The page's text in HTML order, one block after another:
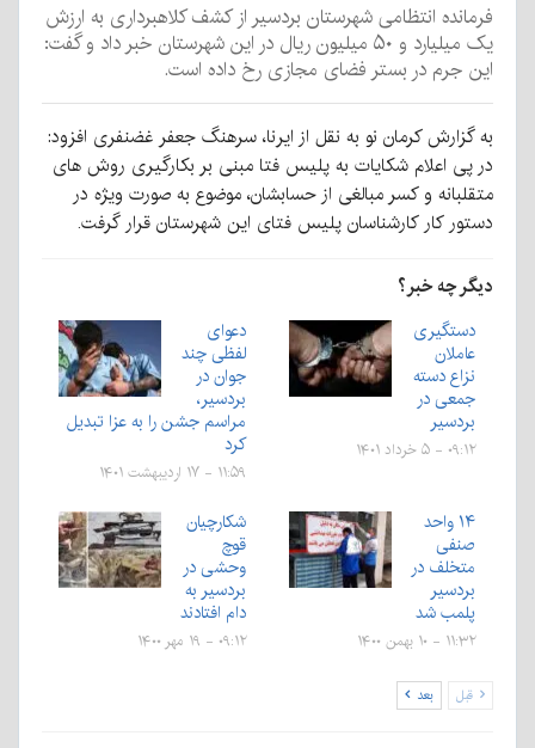
فرمانده انتظامی شهرستان بردسیر از کشف کلاهبرداری به ارزش
یک میلیارد و ۵۰ میلیون ریال در این شهرستان خبر داد و گفت:
این جرم در بستر فضای مجازی رخ داده است.
به گزارش کرمان نو به نقل از ایرنا، سرهنگ جعفر غضنفری افزود:
در پی اعلام شکایات به پلیس فتا مبنی بر بکارگیری روش های
متقلبانه و کسر مبالغی از حسابشان، موضوع به صورت ویژه در
دستور کار کارشناسان پلیس فتای این شهرستان قرار گرفت.
دیگر چه خبر؟
دستگیری
عاملان
نزاع دسته
جمعی در
بردسیر
۰۹:۱۲ - ۵ خرداد ۱۴۰۱
دعوای
لفظی چند
جوان در
بردسیر،
مراسم جشن را به عزا تبدیل
کرد
۱۱:۵۹ - ۱۷ اردیبهشت ۱۴۰۱
۱۴ واحد
صنفی
متخلف در
بردسیر
پلمب شد
۱۱:۳۲ - ۱۰ بهمن ۱۴۰۰
شکارچیان
قوچ
وحشی در
بردسیر به
دام افتادند
۰۹:۱۲ - ۱۹ مهر ۱۴۰۰
قبل بعد